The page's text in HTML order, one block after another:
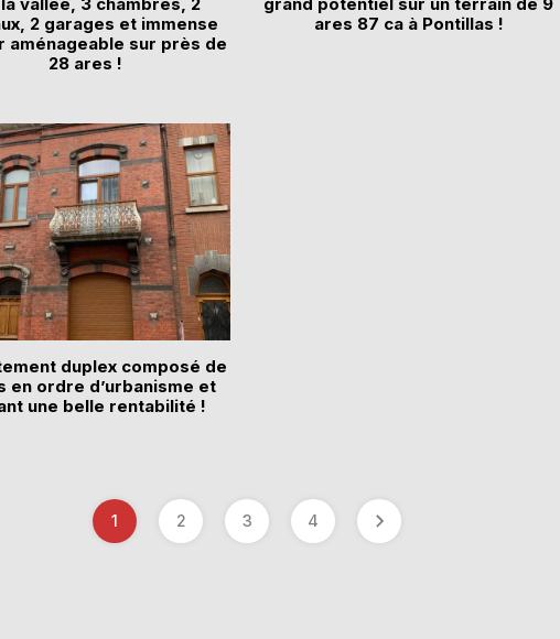
2 garages et immense
aménageable sur près de
28 ares !
ares 87 ca à Pontillas !
duplex composé de
en ordre d’urbanisme et
une belle rentabilité !
1 2 3 4